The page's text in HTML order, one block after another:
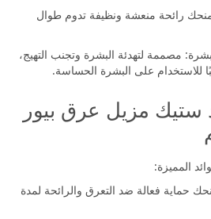
رائحة منعشة ونظيفة تدوم طوال
مصممة لتهدئة البشرة وتجنب التهيج،
للاستخدام على البشرة الحساسة.
ستيك مزيل عرق بيور
المميزة:
حماية فعالة ضد التعرق والرائحة لمدة